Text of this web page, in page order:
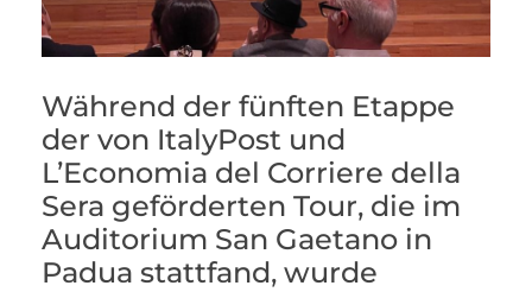
Während der fünften Etappe
der von ItalyPost und
L’Economia del Corriere della
Sera geförderten Tour, die im
Auditorium San Gaetano in
Padua stattfand, wurde